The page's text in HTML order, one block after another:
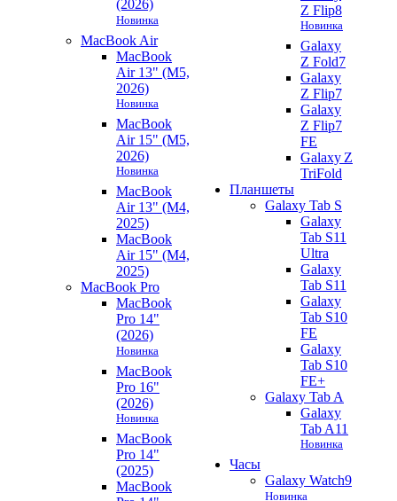
(2026)
Новинка
MacBook Air
MacBook
Air 13" (M5,
2026)
Новинка
MacBook
Air 15" (M5,
2026)
Новинка
MacBook
Air 13" (M4,
2025)
MacBook
Air 15" (M4,
2025)
MacBook Pro
MacBook
Pro 14"
(2026)
Новинка
MacBook
Pro 16"
(2026)
Новинка
MacBook
Pro 14"
(2025)
MacBook
Z Flip8
Новинка
Galaxy
Z Fold7
Galaxy
Z Flip7
Galaxy
Z Flip7
FE
Galaxy Z
TriFold
Планшеты
Galaxy Tab S
Galaxy
Tab S11
Ultra
Galaxy
Tab S11
Galaxy
Tab S10
FE
Galaxy
Tab S10
FE+
Galaxy Tab A
Galaxy
Tab A11
Новинка
Часы
Galaxy Watch9
Новинка